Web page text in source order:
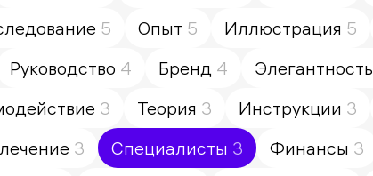
5 Опыт 5 Иллюстрация 5
Руководство 4 Бренд 4 Элегантность
3 Теория 3 Инструкции 3
3 Специалисты 3 Финансы 3